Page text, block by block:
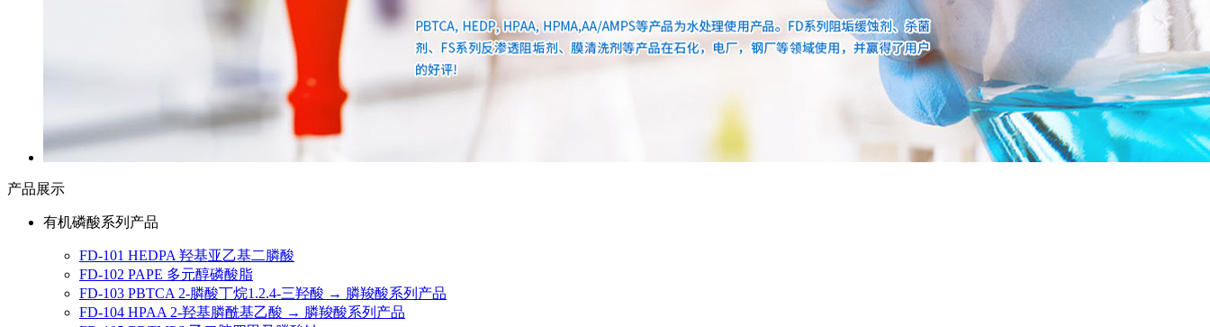
产品展示
有机磷酸系列产品
FD-101 HEDPA 羟基亚乙基二膦酸
FD-102 PAPE 多元醇磷酸脂
FD-103 PBTCA 2-膦酸丁烷1.2.4-三羟酸 → 膦羧酸系列产品
FD-104 HPAA 2-羟基膦酰基乙酸 → 膦羧酸系列产品